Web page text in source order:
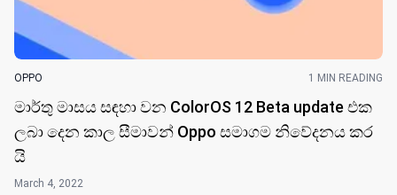
OPPO 1 MIN READING
මාර්තු මාසය සඳහා වන ColorOS 12 Beta update එක
ලබා දෙන කාල සීමාවන් Oppo සමාගම නිවේදනය කර​
යි
March 4, 2022